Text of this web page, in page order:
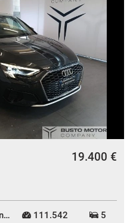
19.400 €
111.542 5